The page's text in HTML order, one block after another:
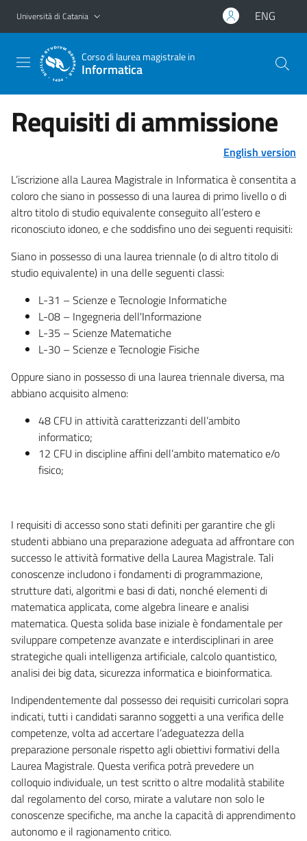
Vai al contenuto principale
Vai al menu di navigazione
Università di Catania ENG
Corso di laurea magistrale in
Informatica
Requisiti di ammissione
English version
L’iscrizione alla Laurea Magistrale in Informatica è consentita a
coloro che siano in possesso di una laurea di primo livello o di
altro titolo di studio equivalente conseguito all’estero e
riconosciuto idoneo, e che soddisfino uno dei seguenti requisiti:
Siano in possesso di una laurea triennale (o di altro titolo di
studio equivalente) in una delle seguenti classi:
L-31 – Scienze e Tecnologie Informatiche
L-08 – Ingegneria dell'Informazione
L-35 – Scienze Matematiche
L-30 – Scienze e Tecnologie Fisiche
Oppure siano in possesso di una laurea triennale diversa, ma
abbiano acquisito almeno:
48 CFU in attività caratterizzanti dell’ambito
informatico;
12 CFU in discipline affini dell’ambito matematico e/o
fisico;
I requisiti di accesso sono stati definiti per garantire che gli
studenti abbiano una preparazione adeguata ad affrontare con
successo le attività formative della Laurea Magistrale. Tali
conoscenze includono i fondamenti di programmazione,
strutture dati, algoritmi e basi di dati, nonché elementi di
matematica applicata, come algebra lineare e analisi
matematica. Questa solida base iniziale è fondamentale per
sviluppare competenze avanzate e interdisciplinari in aree
strategiche quali intelligenza artificiale, calcolo quantistico,
analisi dei big data, sicurezza informatica e bioinformatica.
Indipendentemente dal possesso dei requisiti curricolari sopra
indicati, tutti i candidati saranno soggetti a una verifica delle
competenze, volta ad accertare l’adeguatezza della
preparazione personale rispetto agli obiettivi formativi della
Laurea Magistrale. Questa verifica potrà prevedere un
colloquio individuale, un test scritto o altre modalità stabilite
dal regolamento del corso, mirate a valutare non solo le
conoscenze specifiche, ma anche la capacità di apprendimento
autonomo e il ragionamento critico.